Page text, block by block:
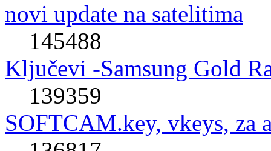
novi update na satelitima
145488
Ključevi -Samsung Gold
139359
SOFTCAM.key, vkeys, za